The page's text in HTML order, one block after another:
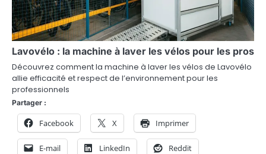
Lavovélo : la machine à laver les vélos pour les pros
Découvrez comment la machine à laver les vélos de Lavovélo
allie efficacité et respect de l’environnement pour les
professionnels
Partager :
Facebook X Imprimer
E-mail LinkedIn Reddit